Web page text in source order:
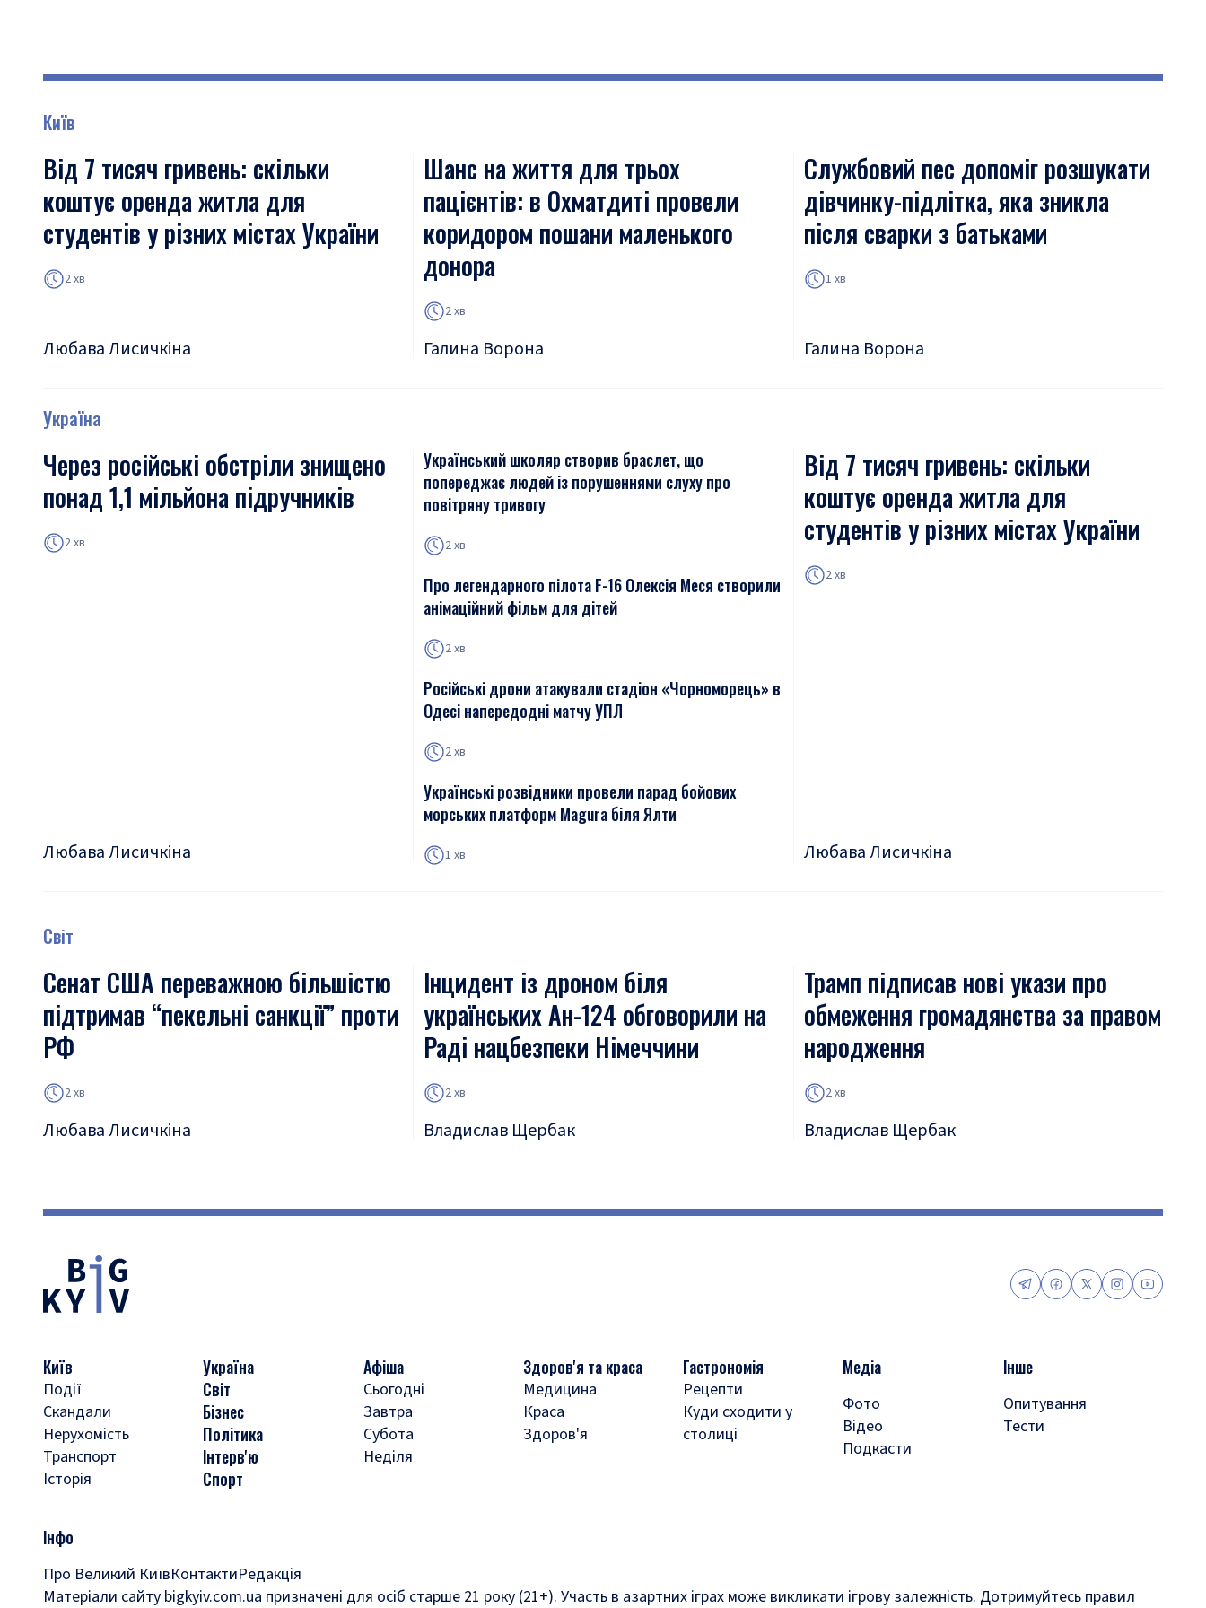
Київ
Від 7 тисяч гривень: скільки
коштує оренда житла для
студентів у різних містах України
2 хв
Любава Лисичкіна
Шанс на життя для трьох
пацієнтів: в Охматдиті провели
коридором пошани маленького
донора
2 хв
Галина Ворона
Службовий пес допоміг розшукати
дівчинку-підлітка, яка зникла
після сварки з батьками
1 хв
Галина Ворона
Україна
Через російські обстріли знищено
понад 1,1 мільйона підручників
2 хв
Любава Лисичкіна
Український школяр створив браслет, що
попереджає людей із порушеннями слуху про
повітряну тривогу
2 хв
Про легендарного пілота F-16 Олексія Меся створили
анімаційний фільм для дітей
2 хв
Російські дрони атакували стадіон «Чорноморець» в
Одесі напередодні матчу УПЛ
2 хв
Українські розвідники провели парад бойових
морських платформ Magura біля Ялти
1 хв
Від 7 тисяч гривень: скільки
коштує оренда житла для
студентів у різних містах України
2 хв
Любава Лисичкіна
Світ
Сенат США переважною більшістю
підтримав “пекельні санкції” проти
РФ
2 хв
Любава Лисичкіна
Інцидент із дроном біля
українських Ан-124 обговорили на
Раді нацбезпеки Німеччини
2 хв
Владислав Щербак
Трамп підписав нові укази про
обмеження громадянства за правом
народження
2 хв
Владислав Щербак
Київ
Події
Скандали
Нерухомість
Транспорт
Історія
Україна
Світ
Бізнес
Політика
Інтерв'ю
Спорт
Афіша
Сьогодні
Завтра
Субота
Неділя
Здоров'я та краса
Медицина
Краса
Здоров'я
Гастрономія
Рецепти
Куди сходити у
столиці
Медіа
Фото
Відео
Подкасти
Інше
Опитування
Тести
Інфо
Про Великий КиївКонтактиРедакція
Матеріали сайту bigkyiv.com.ua призначені для осіб старше 21 року (21+). Участь в азартних іграх може викликати ігрову залежність. Дотримуйтесь правил